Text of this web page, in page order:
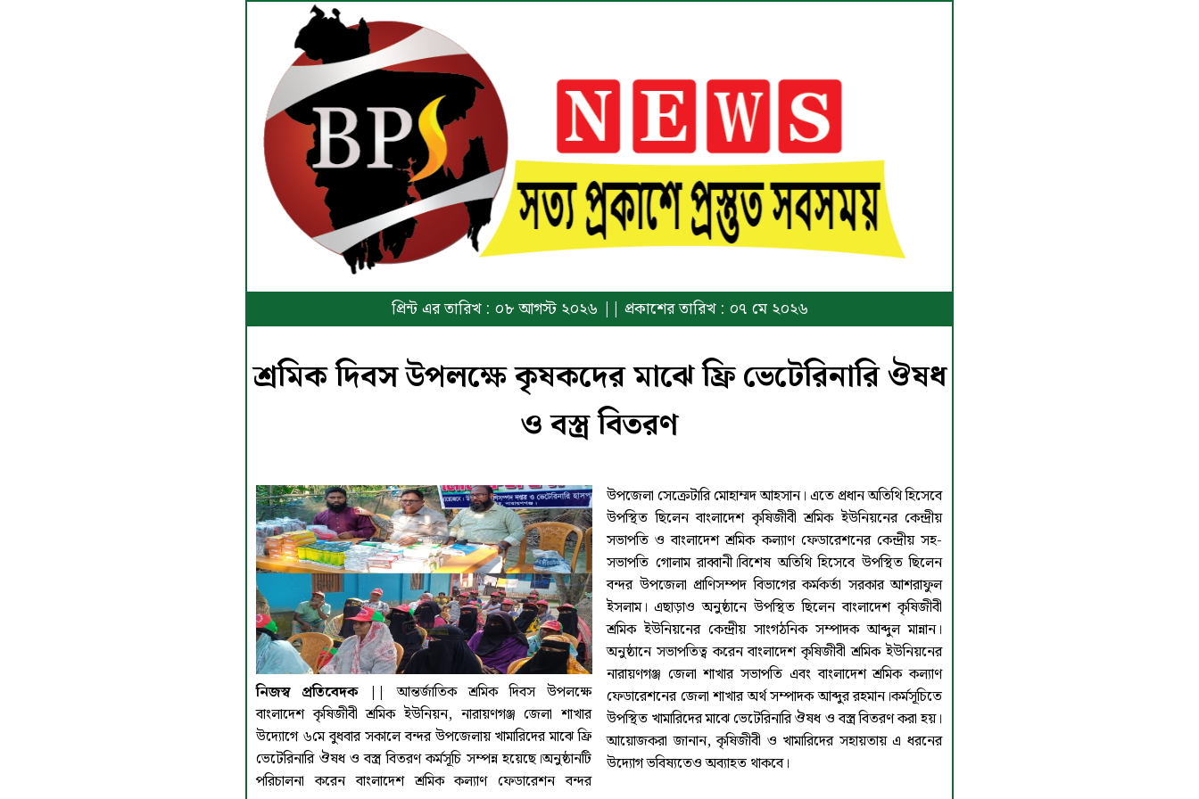
প্রিন্ট এর তারিখ : ০৮ আগস্ট ২০২৬ || প্রকাশের তারিখ : ০৭ মে ২০২৬
শ্রমিক দিবস উপলক্ষে কৃষকদের মাঝে ফ্রি ভেটেরিনারি ঔষধ
ও বস্ত্র বিতরণ
নিজস্ব প্রতিবেদক ||আন্তর্জাতিক শ্রমিক দিবস উপলক্ষে
বাংলাদেশ কৃষিজীবী শ্রমিক ইউনিয়ন, নারায়ণগঞ্জ জেলা শাখার
উদ্যোগে ৬মে বুধবার সকালে বন্দর উপজেলায় খামারিদের মাঝে ফ্রি
ভেটেরিনারি ঔষধ ও বস্ত্র বিতরণ কর্মসূচি সম্পন্ন হয়েছে।অনুষ্ঠানটি
পরিচালনা করেন বাংলাদেশ শ্রমিক কল্যাণ ফেডারেশন বন্দর
উপজেলা সেক্রেটারি মোহাম্মদ আহসান। এতে প্রধান অতিথি হিসেবে
উপস্থিত ছিলেন বাংলাদেশ কৃষিজীবী শ্রমিক ইউনিয়নের কেন্দ্রীয়
সভাপতি ও বাংলাদেশ শ্রমিক কল্যাণ ফেডারেশনের কেন্দ্রীয় সহ-
সভাপতি গোলাম রাব্বানী।বিশেষ অতিথি হিসেবে উপস্থিত ছিলেন
বন্দর উপজেলা প্রাণিসম্পদ বিভাগের কর্মকর্তা সরকার আশরাফুল
ইসলাম। এছাড়াও অনুষ্ঠানে উপস্থিত ছিলেন বাংলাদেশ কৃষিজীবী
শ্রমিক ইউনিয়নের কেন্দ্রীয় সাংগঠনিক সম্পাদক আব্দুল মান্নান।
অনুষ্ঠানে সভাপতিত্ব করেন বাংলাদেশ কৃষিজীবী শ্রমিক ইউনিয়নের
নারায়ণগঞ্জ জেলা শাখার সভাপতি এবং বাংলাদেশ শ্রমিক কল্যাণ
ফেডারেশনের জেলা শাখার অর্থ সম্পাদক আব্দুর রহমান।কর্মসূচিতে
উপস্থিত খামারিদের মাঝে ভেটেরিনারি ঔষধ ও বস্ত্র বিতরণ করা হয়।
আয়োজকরা জানান, কৃষিজীবী ও খামারিদের সহায়তায় এ ধরনের
উদ্যোগ ভবিষ্যতেও অব্যাহত থাকবে।